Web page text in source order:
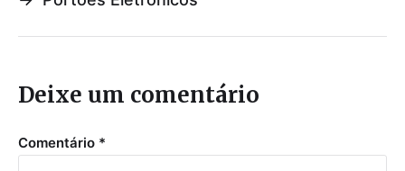
Deixe um comentário
Comentário *